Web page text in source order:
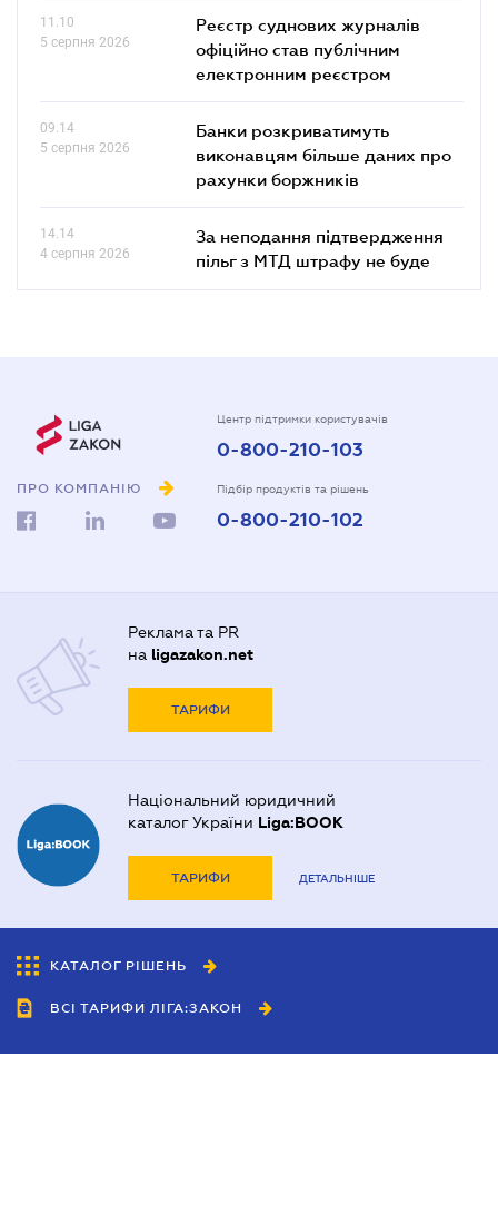
11.10
5 серпня 2026
Реєстр суднових журналів
офіційно став публічним
електронним реєстром
09.14
5 серпня 2026
Банки розкриватимуть
виконавцям більше даних про
рахунки боржників
14.14
4 серпня 2026
За неподання підтвердження
пільг з МТД штрафу не буде
ПРО КОМПАНІЮ
Центр підтримки користувачів
0-800-210-103
Підбір продуктів та рішень
0-800-210-102
Реклама та PR
на ligazakon.net
ТАРИФИ
Національний юридичний
каталог України Liga:BOOK
ТАРИФИ ДЕТАЛЬНІШЕ
КАТАЛОГ РІШЕНЬ
ВСІ ТАРИФИ ЛІГА:ЗАКОН